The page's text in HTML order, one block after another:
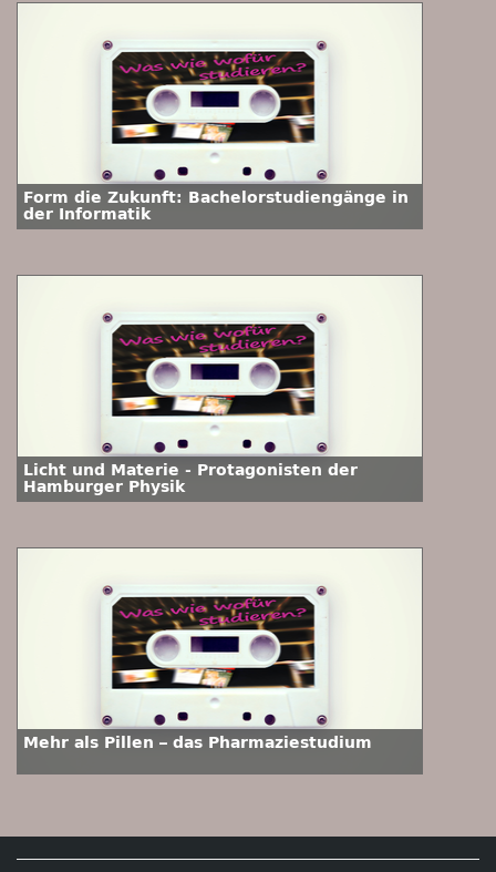
Form die Zukunft: Bachelorstudiengänge in
der Informatik
Licht und Materie - Protagonisten der
Hamburger Physik
Mehr als Pillen – das Pharmaziestudium